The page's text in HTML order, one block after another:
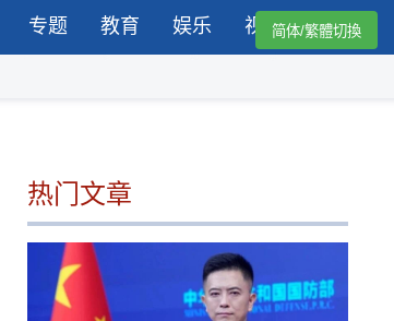
专题 教育 娱乐 视频简体/繁體切換
热门文章